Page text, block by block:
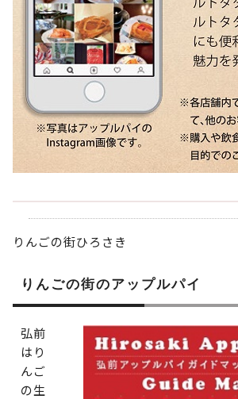
りんごの街ひろさき
りんごの街のアップルパイ
弘前
はり
んご
の生